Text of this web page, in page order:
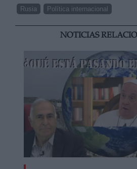
Rusia Política internacional
NOTICIAS